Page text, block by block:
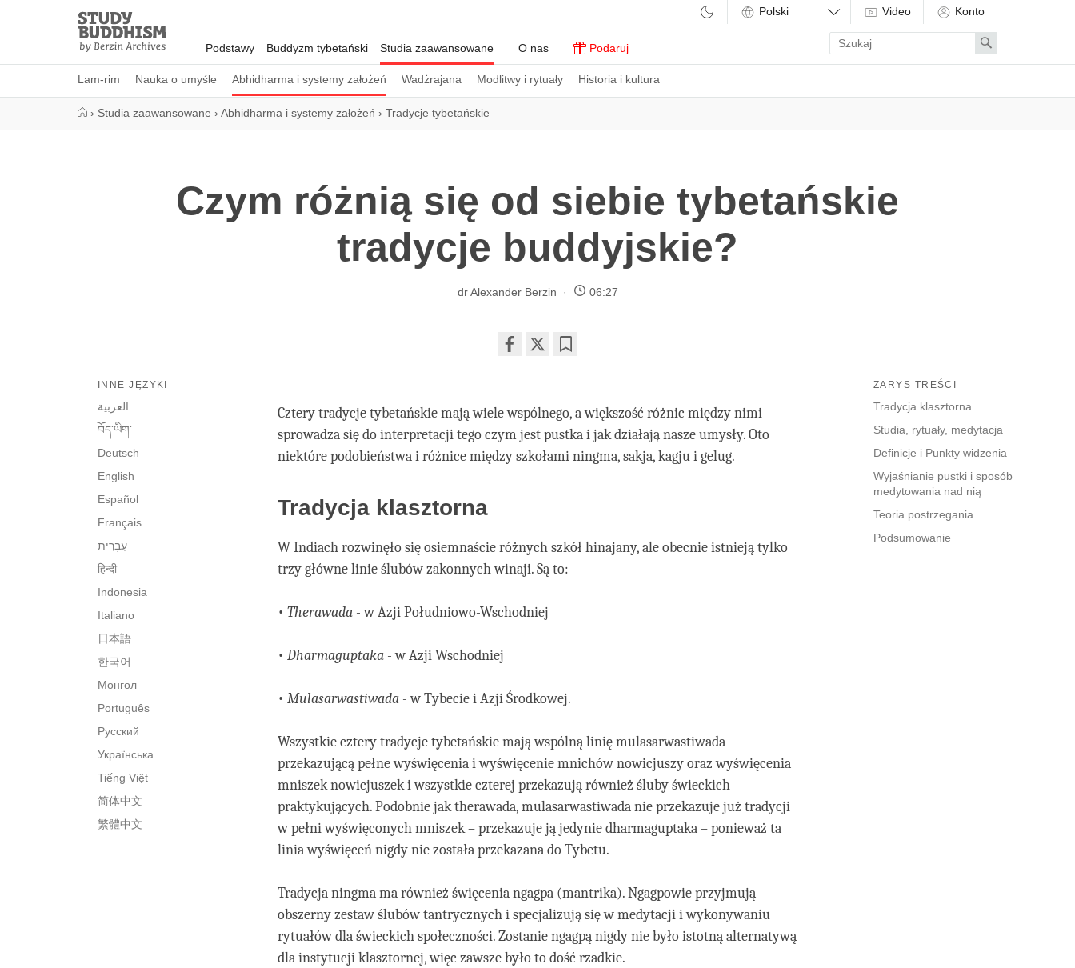
Study
Buddhism
Home
Podstawy Buddyzm tybetański Studia zaawansowane
Lam-rim Nauka o umyśle Abhidharma i systemy założeń Wadżrajana Modlitwy i rytuały Historia i kultura
O nas Podaruj
Video Konto
Enter
search
term
Search
› Studia zaawansowane › Abhidharma i systemy założeń › Tradycje tybetańskie
Czym różnią się od siebie tybetańskie
tradycje buddyjskie?
dr Alexander Berzin 06:27
on
facebook
ZARYS TREŚCI
Tradycja klasztorna
Studia, rytuały, medytacja
Definicje i Punkty widzenia
Wyjaśnianie pustki i sposób
medytowania nad nią
Teoria postrzegania
Podsumowanie
INNE JĘZYKI
العربية
བོད་ཡིག་
Deutsch
English
Español
Français
हिन्दी
Indonesia
Italiano
日本語
한국어
Монгол
Português
Русский
Українська
Tiếng Việt
简体中文
繁體中文
Cztery tradycje tybetańskie mają wiele wspólnego, a większość różnic między nimi
sprowadza się do interpretacji tego czym jest pustka i jak działają nasze umysły. Oto
niektóre podobieństwa i różnice między szkołami ningma, sakja, kagju i gelug.
Tradycja klasztorna
W Indiach rozwinęło się osiemnaście różnych szkół hinajany, ale obecnie istnieją tylko
trzy główne linie ślubów zakonnych winaji. Są to:
• Therawada - w Azji Południowo-Wschodniej
• Dharmaguptaka - w Azji Wschodniej
• Mulasarwastiwada - w Tybecie i Azji Środkowej.
Wszystkie cztery tradycje tybetańskie mają wspólną linię mulasarwastiwada
przekazującą pełne wyświęcenia i wyświęcenie mnichów nowicjuszy oraz wyświęcenia
mniszek nowicjuszek i wszystkie czterej przekazują również śluby świeckich
praktykujących. Podobnie jak therawada, mulasarwastiwada nie przekazuje już tradycji
w pełni wyświęconych mniszek – przekazuje ją jedynie dharmaguptaka – ponieważ ta
linia wyświęceń nigdy nie została przekazana do Tybetu.
Tradycja ningma ma również święcenia ngagpa (mantrika). Ngagpowie przyjmują
obszerny zestaw ślubów tantrycznych i specjalizują się w medytacji i wykonywaniu
rytuałów dla świeckich społeczności. Zostanie ngagpą nigdy nie było istotną alternatywą
dla instytucji klasztornej, więc zawsze było to dość rzadkie.